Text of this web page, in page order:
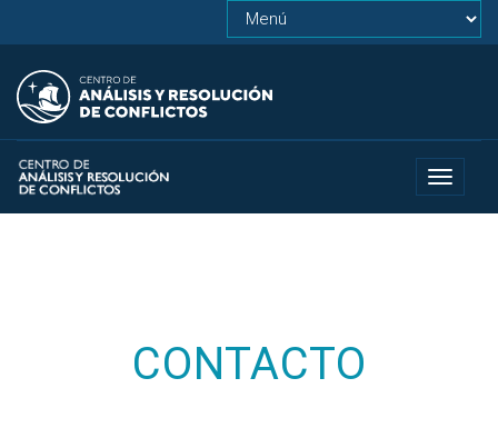
Toggle
CONTACTO